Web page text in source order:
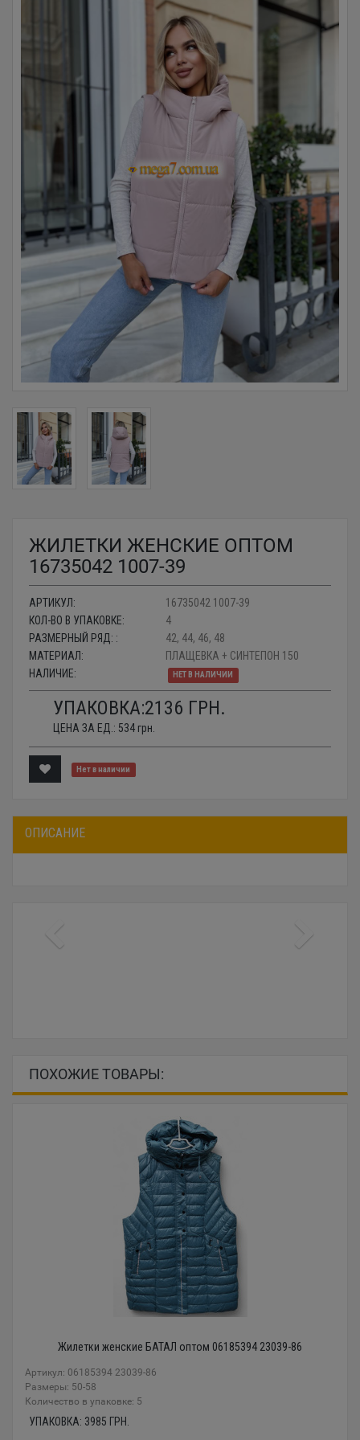
ЖИЛЕТКИ ЖЕНСКИЕ ОПТОМ
16735042 1007-39
АРТИКУЛ:
16735042 1007-39
КОЛ-ВО В УПАКОВКЕ:
4
РАЗМЕРНЫЙ РЯД: :
42, 44, 46, 48
МАТЕРИАЛ:
ПЛАЩЕВКА + СИНТЕПОН 150
НАЛИЧИЕ:
НЕТ В НАЛИЧИИ
УПАКОВКА:2136 ГРН.
ЦЕНА ЗА ЕД.: 534 грн.
Нет в наличии
ОПИСАНИЕ
ПОХОЖИЕ ТОВАРЫ:
Жилетки женские БАТАЛ оптом 06185394 23039-86
Артикул: 06185394 23039-86
Размеры: 50-58
Количество в упаковке: 5
УПАКОВКА: 3985 ГРН.